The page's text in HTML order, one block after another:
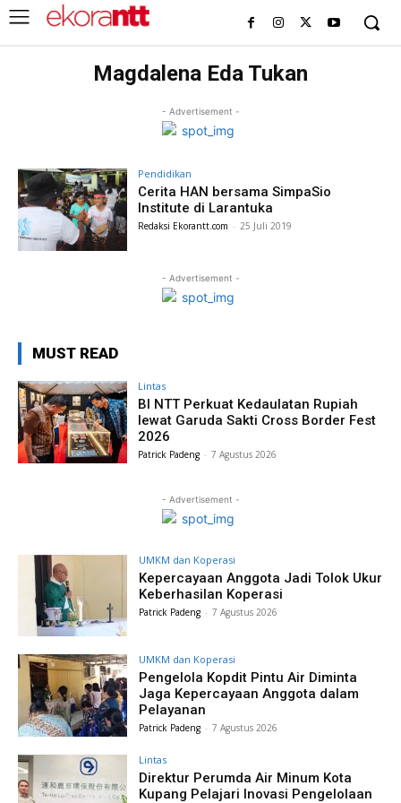
Magdalena Eda Tukan
- Advertisement -
Pendidikan
Cerita HAN bersama SimpaSio
Institute di Larantuka
Redaksi Ekorantt.com - 25 Juli 2019
- Advertisement -
MUST READ
Lintas
BI NTT Perkuat Kedaulatan Rupiah
lewat Garuda Sakti Cross Border Fest
2026
Patrick Padeng - 7 Agustus 2026
- Advertisement -
UMKM dan Koperasi
Kepercayaan Anggota Jadi Tolok Ukur
Keberhasilan Koperasi
Patrick Padeng - 7 Agustus 2026
UMKM dan Koperasi
Pengelola Kopdit Pintu Air Diminta
Jaga Kepercayaan Anggota dalam
Pelayanan
Patrick Padeng - 7 Agustus 2026
Lintas
Direktur Perumda Air Minum Kota
Kupang Pelajari Inovasi Pengelolaan